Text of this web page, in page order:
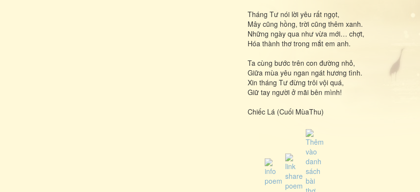
Tháng Tư nói lời yêu rất ngọt,
Mây cũng hồng, trời cũng thêm xanh.
Những ngày qua như vừa mới… chợt,
Hóa thành thơ trong mắt em anh.
Ta cùng bước trên con đường nhỏ,
Giữa mùa yêu ngan ngát hương tình.
Xin tháng Tư đừng trôi vội quá,
Giữ tay người ở mãi bên mình!
Chiếc Lá (Cuối MùaThu)